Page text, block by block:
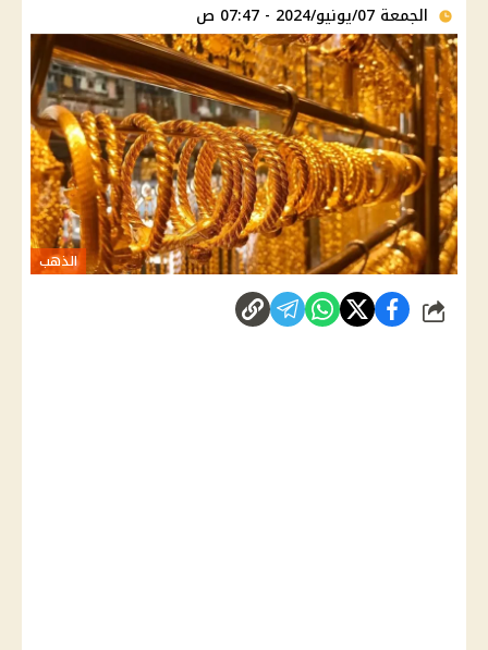
الجمعة 07/يونيو/2024 - 07:47 ص
الذهب
شارك